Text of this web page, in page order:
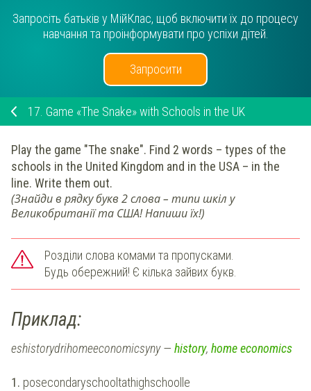
Запросіть батьків у МійКлас, щоб включити їх до процесу
навчання та проінформувати про успіхи дітей.
Запросити
17. Game «The Snake» with Schools in the UK
Play the game "The snake". Find 2 words – types of the
schools in the United Kingdom and in the USA – in the
line. Write them out.
(Знайди в рядку букв 2 слова – типи шкіл у
Великобританії та США! Напиши їх!)
Розділи слова комами та пропусками.
Будь обережний! Є кілька зайвих букв.
Приклад:
eshistorydrihomeeconomicsyny — history, home economics
1. posecondaryschooltathighschoolle